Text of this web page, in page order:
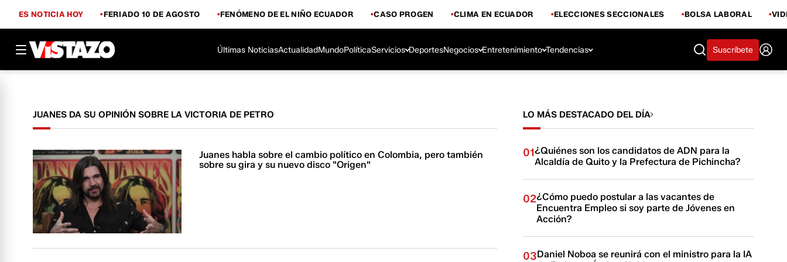
ES NOTICIA HOY FERIADO 10 DE AGOSTO FENÓMENO DE EL NIÑO ECUADOR CASO PROGEN CLIMA EN ECUADOR ELECCIONES SECCIONALES BOLSA LABORAL
Últimas NoticiasActualidadMundoPolíticaServicios DeportesNegocios Entretenimiento Tendencias Suscríbete
JUANES DA SU OPINIÓN SOBRE LA VICTORIA DE PETRO
Juanes habla sobre el cambio político en Colombia, pero también
sobre su gira y su nuevo disco "Origen"
LO MÁS DESTACADO DEL DÍA
01¿Quiénes son los candidatos de ADN para la
Alcaldía de Quito y la Prefectura de Pichincha?
02¿Cómo puedo postular a las vacantes de
Encuentra Empleo si soy parte de Jóvenes en
Acción?
03Daniel Noboa se reunirá con el ministro para la IA